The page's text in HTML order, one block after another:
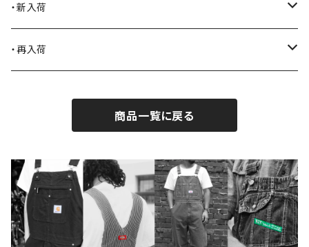
Blundstone
BLACK JACK BOOTS
BY ROBERT JAMES
CAMBER
Carhartt
食品
ライター
エプロン
バイク用品
・新入荷
2026.7.31
2026.7.6
2026.6.29
・再入荷
2026.7.23
2026.6.27
商品一覧に戻る